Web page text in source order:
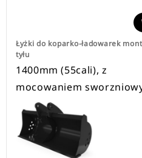
Łyżki do koparko-ładowarek
tyłu
1400mm (55cali), z
mocowaniem